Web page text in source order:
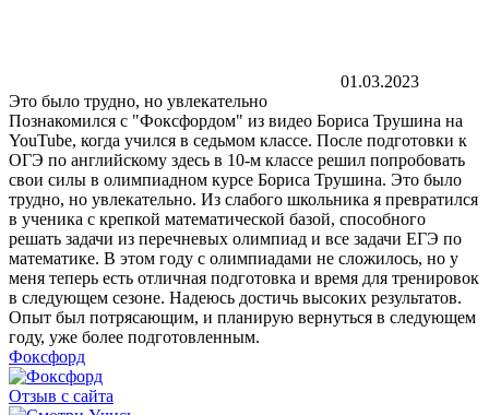
01.03.2023
Это было трудно, но увлекательно
Познакомился с "Фоксфордом" из видео Бориса Трушина на
YouTube, когда учился в седьмом классе. После подготовки к
ОГЭ по английскому здесь в 10-м классе решил попробовать
свои силы в олимпиадном курсе Бориса Трушина. Это было
трудно, но увлекательно. Из слабого школьника я превратился
в ученика с крепкой математической базой, способного
решать задачи из перечневых олимпиад и все задачи ЕГЭ по
математике. В этом году с олимпиадами не сложилось, но у
меня теперь есть отличная подготовка и время для тренировок
в следующем сезоне. Надеюсь достичь высоких результатов.
Опыт был потрясающим, и планирую вернуться в следующем
году, уже более подготовленным.
Фоксфорд
Отзыв с сайта